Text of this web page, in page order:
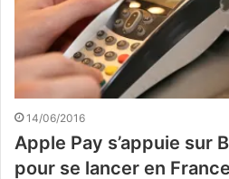
14/06/2016
Apple Pay s’appuie sur
pour se lancer en France